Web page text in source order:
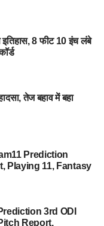
इतिहास, 8 फीट 10 इंच लंबे
तेज बहाव में बहा
Prediction
Playing 11, Fantasy
3rd ODI
Report,